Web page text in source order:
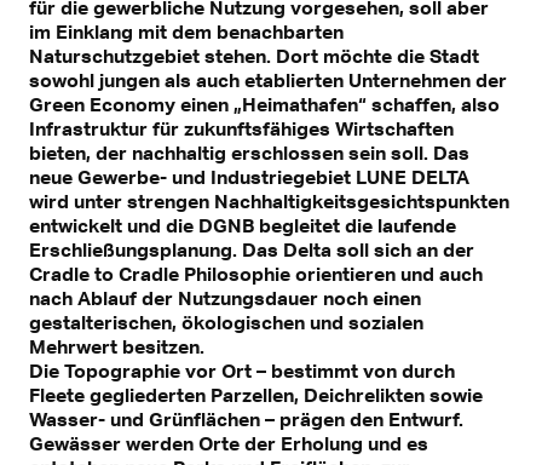
für die gewerbliche Nutzung vorgesehen, soll aber
im Einklang mit dem benachbarten
Naturschutzgebiet stehen. Dort möchte die Stadt
sowohl jungen als auch etablierten Unternehmen der
Green Economy einen „Heimathafen“ schaffen, also
Infrastruktur für zukunftsfähiges Wirtschaften
bieten, der nachhaltig erschlossen sein soll. Das
neue Gewerbe- und Industriegebiet LUNE DELTA
wird unter strengen Nachhaltigkeitsgesichtspunkten
entwickelt und die DGNB begleitet die laufende
Erschließungsplanung. Das Delta soll sich an der
Cradle to Cradle Philosophie orientieren und auch
nach Ablauf der Nutzungsdauer noch einen
gestalterischen, ökologischen und sozialen
Mehrwert besitzen.
Die Topographie vor Ort – bestimmt von durch
Fleete gegliederten Parzellen, Deichrelikten sowie
Wasser- und Grünflächen – prägen den Entwurf.
Gewässer werden Orte der Erholung und es